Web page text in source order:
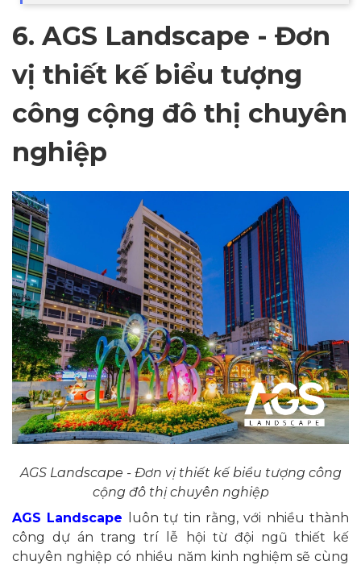
6. AGS Landscape - Đơn
vị thiết kế biểu tượng
công cộng đô thị chuyên
nghiệp
AGS Landscape - Đơn vị thiết kế biểu tượng công
cộng đô thị chuyên nghiệp
AGS Landscape
luôn tự tin rằng, với nhiều thành
công dự án trang trí lễ hội từ đội ngũ thiết kế
chuyên nghiệp có nhiều năm kinh nghiệm sẽ cùng